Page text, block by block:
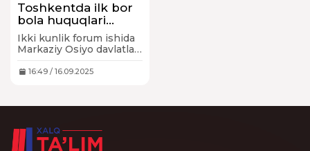
Toshkentda ilk bor
bola huquqlari
bo‘yicha Markaziy
Osiyo davlatlari
forumi o‘tkazildi
Ikki kunlik forum ishida
Markaziy Osiyo davlatlari
Qirg‘iziston, Tojikiston,
ombudsmanlari,
Xorvatiya bolalar
ombudsmanlari hamda
16:49 / 16.09.2025